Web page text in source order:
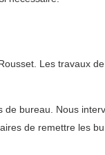
Les travaux
bureau. Nous
de remettre les